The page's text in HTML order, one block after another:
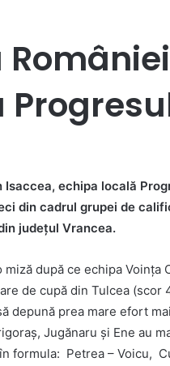
Isaccea, echipa locală
din cadrul grupei de
județul Vrancea.
după ce echipa
de cupă din Tulcea (scor
depună prea mare efort
Jugănaru și Ene au
formula: Petrea – Voicu,